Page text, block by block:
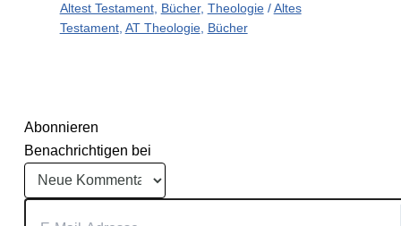
Altest Testament, Bücher, Theologie/Altes
Testament, AT Theologie, Bücher
Abonnieren
Benachrichtigen bei